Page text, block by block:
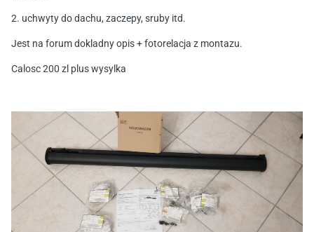
2. uchwyty do dachu, zaczepy, sruby itd.
Jest na forum dokladny opis + fotorelacja z montazu.
Calosc 200 zl plus wysylka